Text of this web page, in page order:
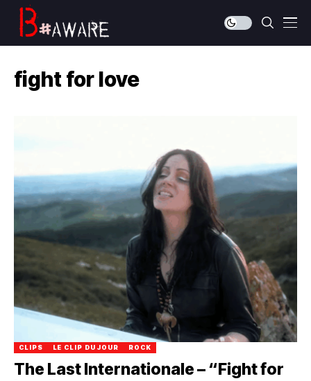
fight for love
CLIPS LE CLIP DU JOUR ROCK
The Last Internationale – “Fight for